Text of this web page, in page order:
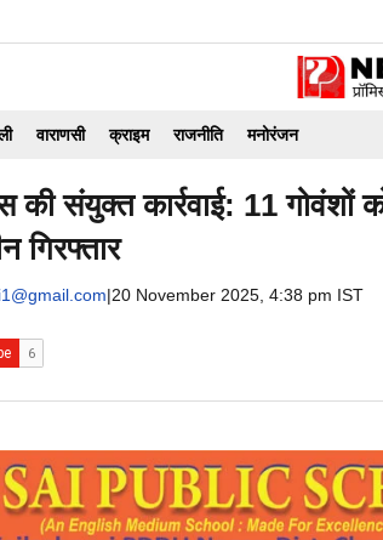
वाराणसी क्राइम राजनीति मनोरंजन
की संयुक्त कार्रवाई: 11 गोवंशों
गिरफ्तार
|20 November 2025, 4:38 pm IST